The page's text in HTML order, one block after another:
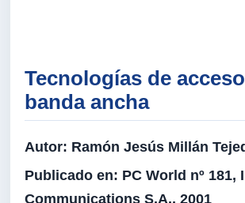
Tecnologías de
banda ancha
Autor: Ramón Jesús Millán
Publicado en: PC World nº 181,
Communications S.A., 2001